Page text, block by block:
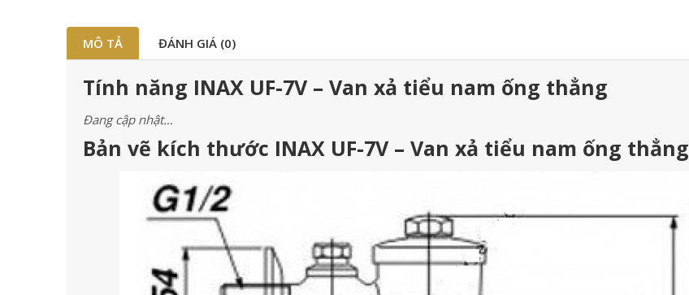
MÔ TẢ ĐÁNH GIÁ (0)
Tính năng INAX UF-7V – Van xả tiểu nam ống thẳng
Đang cập nhật…
Bản vẽ kích thước INAX UF-7V – Van xả tiểu nam ống thẳng